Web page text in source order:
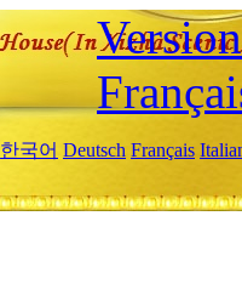
한국어 Deutsch Français